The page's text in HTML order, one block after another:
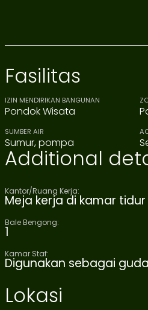
Fasilitas
IZIN MENDIRIKAN BANGUNAN
Pondok Wisata
SUMBER AIR
Sumur, pompa
Additional
Kantor/ruang Kerja:
Meja kerja di kamar tidur
Bale Bengong:
1
Kamar Staf:
Digunakan sebagai
Lokasi